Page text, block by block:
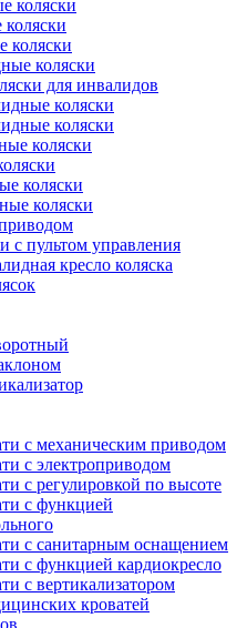
коляски
коляски
коляски
для инвалидов
коляски
коляски
коляски
коляски
коляски
с пультом управления
кресло коляска
с механическим приводом
с электроприводом
с регулировкой по высоте
с функцией
с санитарным оснащением
с функцией кардиокресло
с вертикализатором
кроватей